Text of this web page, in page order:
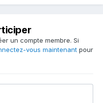
un compte membre. Si
vous maintenant pour